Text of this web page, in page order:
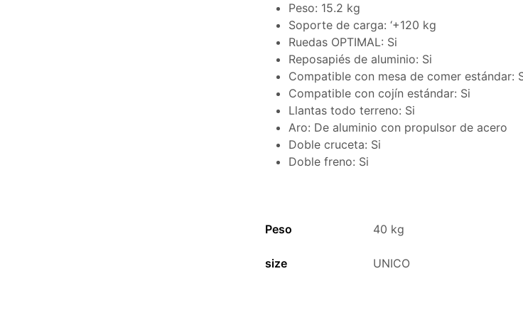
Peso: 15.2 kg
Soporte de carga: ‘+120 kg
Ruedas OPTIMAL: Si
Reposapiés de aluminio: Si
Compatible con mesa de comer estándar:
Compatible con cojín estándar: Si
Llantas todo terreno: Si
Aro: De aluminio con propulsor de acero
Doble cruceta: Si
Doble freno: Si
Peso 40 kg
size UNICO